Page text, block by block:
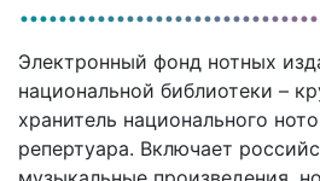
Электронный фонд нотных
национальной библиотеки –
хранитель национального
репертуара. Включает